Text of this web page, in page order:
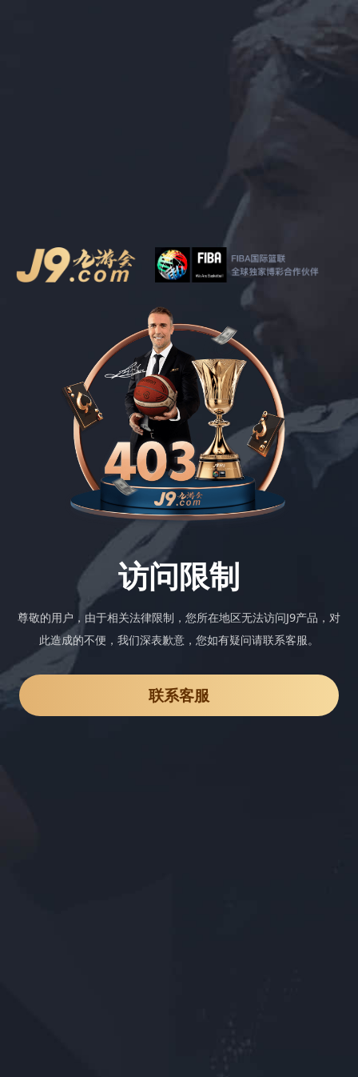
访问限制
尊敬的用户，由于相关法律限制，您所在地区无法访问J9产品，对
此造成的不便，我们深表歉意，您如有疑问请联系客服。
联系客服